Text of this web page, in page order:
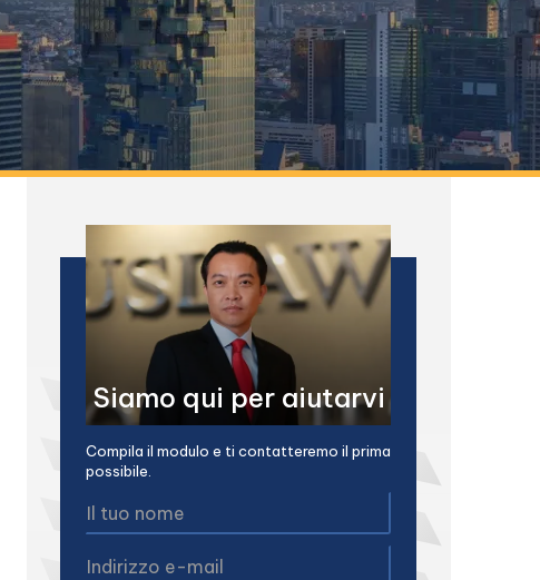
Siamo qui per aiutarvi
Compila il modulo e ti contatteremo il prima
possibile.